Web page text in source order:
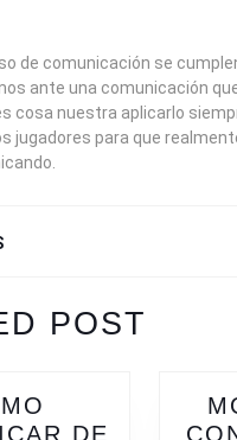
de comunicación se
ante una comunicación
cosa nuestra aplicarlo
jugadores para que
POST
DE